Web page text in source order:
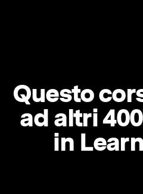
Questo
ad altri
in